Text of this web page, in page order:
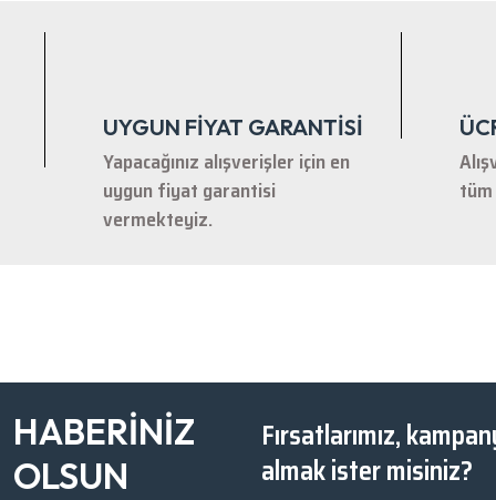
UYGUN FİYAT GARANTİSİ
Yapacağınız alışverişler için en
uygun fiyat garantisi
vermekteyiz.
HABERİNİZ
OLSUN
Fırsatlarımız,
almak ister misiniz?